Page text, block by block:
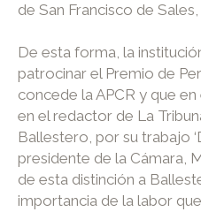
de San Francisco de
De esta forma, la
patrocinar el Premio de
concede la APCR y que
en el redactor de La
Ballestero, por su trabajo
presidente de la Cámara,
de esta distinción a
importancia de la labor